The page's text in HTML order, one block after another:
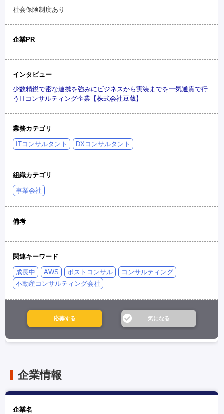
社会保険制度あり
企業PR
インタビュー
少数精鋭で密な連携を強みにビジネスから実装までを一気通貫で行
うITコンサルティング企業【株式会社豆蔵】
業務カテゴリ
ITコンサルタント DXコンサルタント
組織カテゴリ
事業会社
備考
関連キーワード
成長中 AWS ポストコンサル
コンサルティング
不動産コンサルティング会社
企業情報
企業名